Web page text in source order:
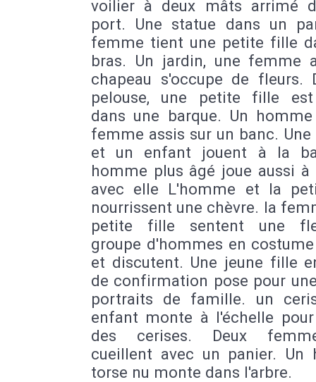
voilier à deux mâts arrimé
port. Une statue dans un
femme tient une petite fille
bras. Un jardin, une femme
chapeau s'occupe de fleurs.
pelouse, une petite fille est
dans une barque. Un
femme assis sur un banc.
et un enfant jouent à la
homme plus âgé joue aussi à
avec elle L'homme et la
nourrissent une chèvre. la
petite fille sentent une
groupe d'hommes en
et discutent. Une jeune fille
de confirmation pose pour
portraits de famille. un
enfant monte à l'échelle
des cerises. Deux
cueillent avec un panier. Un
torse nu monte dans l'arbre.